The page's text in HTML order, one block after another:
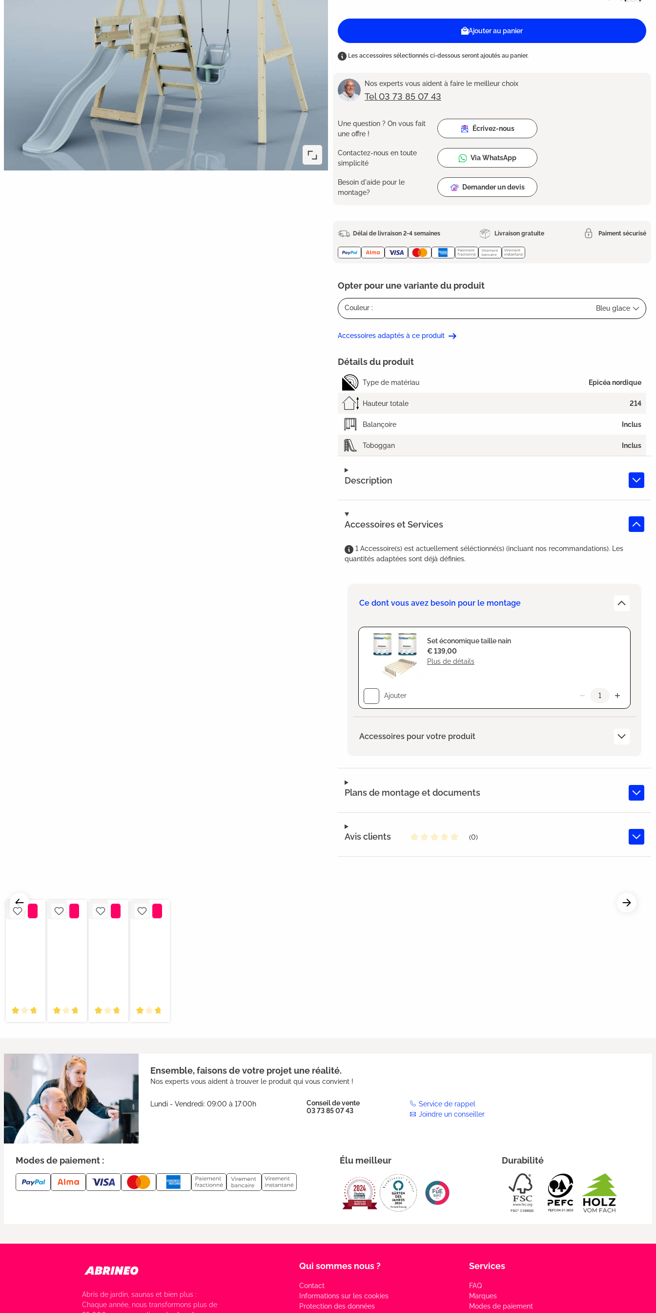
Ajouter au panier
Les accessoires sélectionnés ci-dessous seront ajoutés au panier.
Nos experts vous aident à faire le meilleur choix
Tel 03 73 85 07 43
Une question ? On vous fait
une offre !
Écrivez-nous
Contactez-nous en toute
simplicité
Via WhatsApp
Besoin d'aide pour le
montage?
Demander un devis
Délai de livraison 2-4 semaines Livraison gratuite Paiment sécurisé
Opter pour une variante du produit
Couleur : Bleu glace
Accessoires adaptés à ce produit
Description
Accessoires et Services
1 Accessoire(s) est actuellement séléctionné(s) (incluant nos recommandations). Les
quantités adaptées sont déjà définies.
Ce dont vous avez besoin pour le montage
Set économique taille nain
Plus de détails
€ 139,00
Ajouter
Accessoires pour votre produit
Plans de montage et documents
Avis clients
(0)
Détails du produit
Type de matériau Epicéa nordique
Hauteur totale 214
Balançoire Inclus
Toboggan Inclus
Ensemble, faisons de votre projet une réalité.
Nos experts vous aident à trouver le produit qui vous convient !
Lundi - Vendredi: 09:00 à 17:00h
Conseil de vente
03 73 85 07 43
Service de rappel
Joindre un conseiller
Modes de paiement : Élu meilleur Durabilité
Abris de jardin, saunas et bien plus :
Chaque année, nous transformons plus de
Qui sommes nous ?
Contact
Informations sur les cookies
Protection des données
Services
FAQ
Marques
Modes de paiement